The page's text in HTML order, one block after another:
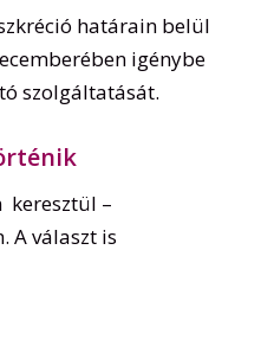
határain belül
igénybe
szolgáltatását.
keresztül –
A választ is